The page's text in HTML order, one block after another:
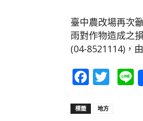
臺中農改場再次
雨對作物造成之
(04-8521114)，
標籤 地方